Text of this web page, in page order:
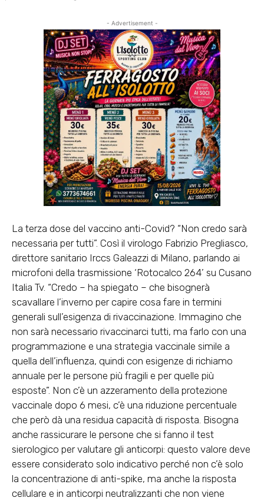
- Advertisement -
La terza dose del vaccino anti-Covid? “Non credo sarà
necessaria per tutti”. Così il virologo Fabrizio Pregliasco,
direttore sanitario Irccs Galeazzi di Milano, parlando ai
microfoni della trasmissione ‘Rotocalco 264’ su Cusano
Italia Tv. “Credo – ha spiegato – che bisognerà
scavallare l’inverno per capire cosa fare in termini
generali sull’esigenza di rivaccinazione. Immagino che
non sarà necessario rivaccinarci tutti, ma farlo con una
programmazione e una strategia vaccinale simile a
quella dell’influenza, quindi con esigenze di richiamo
annuale per le persone più fragili e per quelle più
esposte”. Non c’è un azzeramento della protezione
vaccinale dopo 6 mesi, c’è una riduzione percentuale
che però dà una residua capacità di risposta. Bisogna
anche rassicurare le persone che si fanno il test
sierologico per valutare gli anticorpi: questo valore deve
essere considerato solo indicativo perché non c’è solo
la concentrazione di anti-spike, ma anche la risposta
cellulare e in anticorpi neutralizzanti che non viene